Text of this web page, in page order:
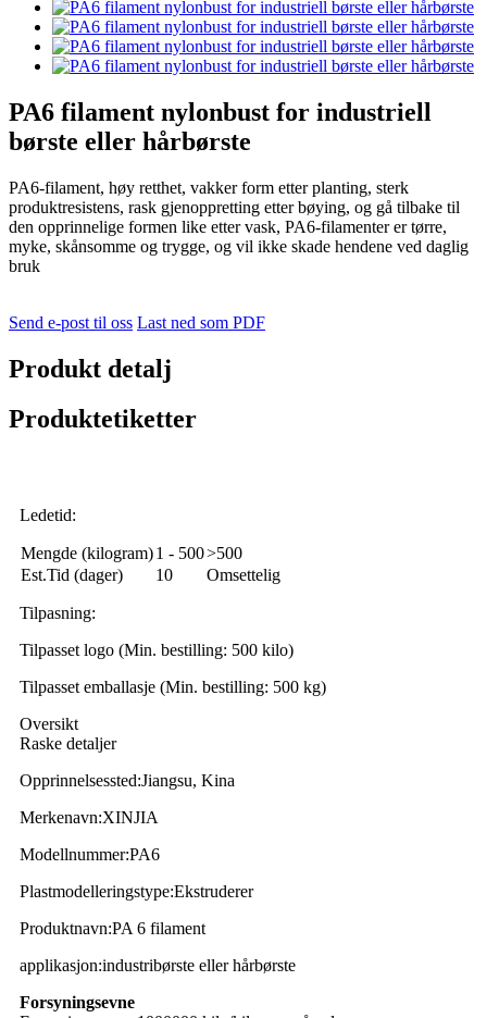
PA6 filament nylonbust for industriell
børste eller hårbørste
PA6-filament, høy retthet, vakker form etter planting, sterk
produktresistens, rask gjenoppretting etter bøying, og gå tilbake til
den opprinnelige formen like etter vask, PA6-filamenter er tørre,
myke, skånsomme og trygge, og vil ikke skade hendene ved daglig
bruk
Send e-post til oss Last ned som PDF
Produkt detalj
Produktetiketter
Ledetid:
Mengde (kilogram)1 - 500>500
Est.Tid (dager)
10 Omsettelig
Tilpasning:
Tilpasset logo (Min. bestilling: 500 kilo)
Tilpasset emballasje (Min. bestilling: 500 kg)
Oversikt
Raske detaljer
Opprinnelsessted:Jiangsu, Kina
Merkenavn:XINJIA
Modellnummer:PA6
Plastmodelleringstype:Ekstruderer
Produktnavn:PA 6 filament
applikasjon:industribørste eller hårbørste
Forsyningsevne